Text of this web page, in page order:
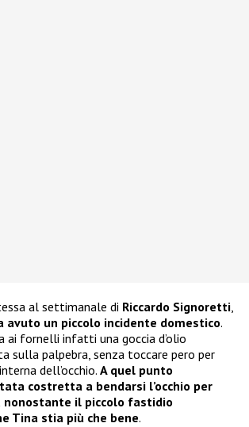
al settimanale di Riccardo Signoretti,
avuto un piccolo incidente domestico.
ai fornelli infatti una goccia d’olio
sulla palpebra, senza toccare pero per
dell’occhio. A quel punto
costretta a bendarsi l’occhio per
nonostante il piccolo fastidio
Tina stia più che bene.